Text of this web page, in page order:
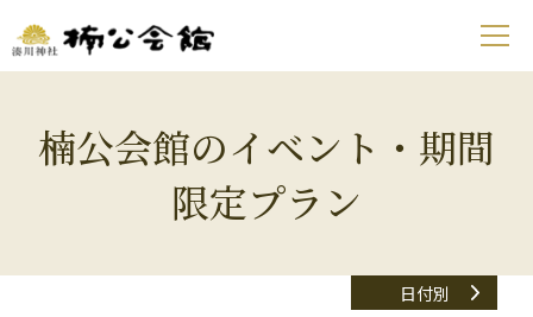
楠公会館のイベント・期間
限定プラン
日付別